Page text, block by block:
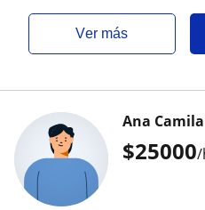
ver más
$25000/
Ana